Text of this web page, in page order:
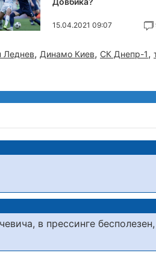
15.04.2021 09:07
Леднев, Динамо Киев, СК Днепр-1,
в прессинге